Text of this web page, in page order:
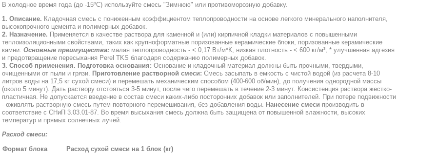
В холодное время года (до -15ºС) используйте смесь "Зимнюю" или противоморозную добавку.
1. Описание. Кладочная смесь с пониженным коэффициентом теплопроводности на основе легкого минерального наполнителя,
высокопрочного цемента и полимерных добавок.
2. Назначение. Применяется в качестве раствора для каменной и (или) кирпичной кладки материалов с повышенными
теплоизоляционными свойствами, таких как крупноформатные поризованные керамические блоки, поризованные керамические
камни. Основные преимущества: малая теплопроводность - < 0,17 Вт/м*К; низкая плотность - < 600 кг/м³; * улучшенная адгезия
и предотвращение пересыхания Perel TKS благодаря содержанию полимерных добавок.
3. Способ применения. Подготовка основания: Основание и кладочный материал должны быть прочными, твердыми,
очищенными от пыли и грязи.
Приготовление растворной смеси: Смесь засыпать в емкость с чистой водой (из расчета 8-10
литров воды на 17,5 кг сухой смеси) и перемешать механическим способом (400-600 об/мин), до получения однородной массы
(около 5 минут). Дать раствору отстояться 3-5 минут, после чего перемешать в течение 2-3 минут. Консистенция раствора жестко-
пластичная. Не допускается введение в состав смеси каких-либо посторонних добавок или заполнителей. При потере подвижности
- оживлять растворную смесь путем повторного перемешивания, без добавления воды.
Нанесение смеси производить в
соответствие с СНиП 3.03.01-87. Во время высыхания смесь должна быть защищена от повышенной влажности, высоких
температур и прямых солнечных лучей.
Расход смеси:
Формат блока
Расход сухой смеси на 1 блок (кг)